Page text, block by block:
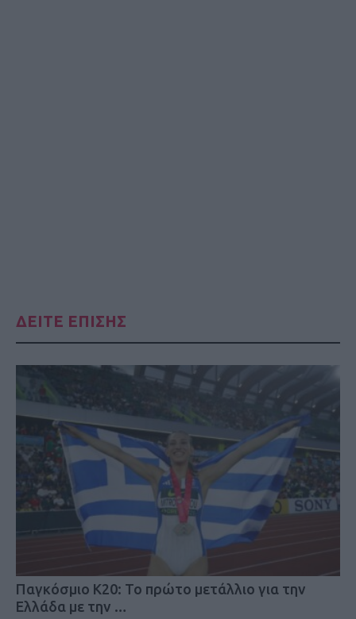
ΔΕΙΤΕ ΕΠΙΣΗΣ
Παγκόσμιο Κ20: Το πρώτο μετάλλιο για την
Ελλάδα με την …